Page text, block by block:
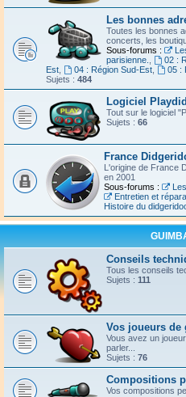
Les bonnes
Toutes les bonnes
concerts, les
Sous-forums :
parisienne.
02 :
Est
04 : Région Sud-Est,
05 :
Sujets : 484
Logiciel
Tout sur le logiciel
Sujets : 66
France
L'origine de France
en 2001
Sous-forums :
Entretien et
Histoire du
Conseils
Tous les conseils
Sujets : 111
Vos joueurs de
Vous avez un
parler...
Sujets : 76
Compositions
Vos compositions